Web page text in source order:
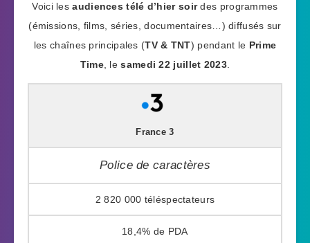
Voici lesaudiences télé d’hier soirdes programmes
(émissions, films, séries, documentaires…) diffusés sur
les chaînes principales (TV & TNT) pendant le Prime
Time, lesamedi 22 juillet 2023
France 3
Police de caractères
2 820 000
18,4%